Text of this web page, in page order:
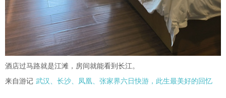
酒店过马路就是江滩，房间就能看到长江。
来自游记 武汉、长沙、凤凰、张家界六日快游，此生最美好的回忆